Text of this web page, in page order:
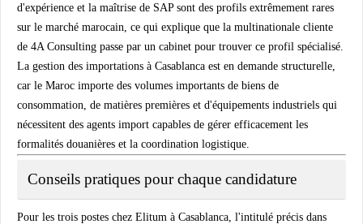
d'expérience et la maîtrise de SAP sont des profils extrêmement rares
sur le marché marocain, ce qui explique que la multinationale cliente
de 4A Consulting passe par un cabinet pour trouver ce profil spécialisé.
La gestion des importations à Casablanca est en demande structurelle,
car le Maroc importe des volumes importants de biens de
consommation, de matières premières et d'équipements industriels qui
nécessitent des agents import capables de gérer efficacement les
formalités douanières et la coordination logistique.
Conseils pratiques pour chaque candidature
Pour les trois postes chez Elitum à Casablanca, l'intitulé précis dans